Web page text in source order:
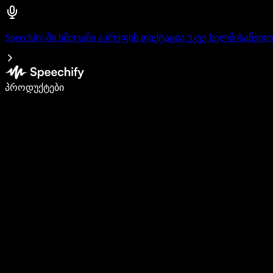
Speechify-ში ხმოვანი აკრეფის დიქტაცია უკვე
პროდუქტები
დაწერე 5-ჯერ სწრაფად ხმით კარნახით